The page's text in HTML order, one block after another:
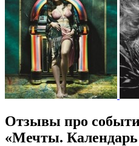
Отзывы про
«Мечты.